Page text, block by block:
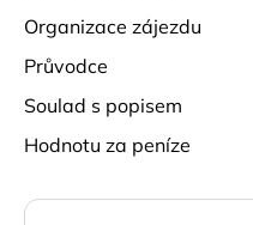
organizace zájezdu
průvodce
soulad s popisem
hodnotu za peníze